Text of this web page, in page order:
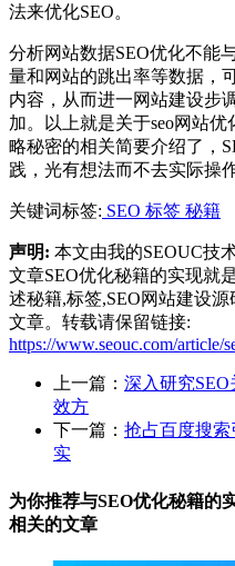
法来优化SEO。
分析网站数据SEO优化不能
量和网站的跳出率等数据，
内容，从而进一网站建设步
加。以上就是关于seo网站
略秘密的相关简要介绍了，
践，光有想法而不去实际操
关键词标签: SEO 标签 秘籍
声明: 本文由我的SEOUC技
文章SEO优化秘籍的实现就
述秘籍,标签,SEO网站建设
文章。转载请保留链接:
https://www.seouc.com/article/
上一篇： 深入研究
效方
下一篇： 抢占百度搜索
实
为你推荐与SEO优化秘籍的
相关的文章